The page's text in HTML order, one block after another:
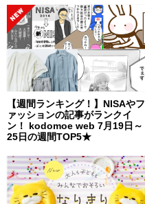
【週間ランキング！】NISAやフ
ァッションの記事がランクイ
ン！ kodomoe web 7月19日～
25日の週間TOP5★